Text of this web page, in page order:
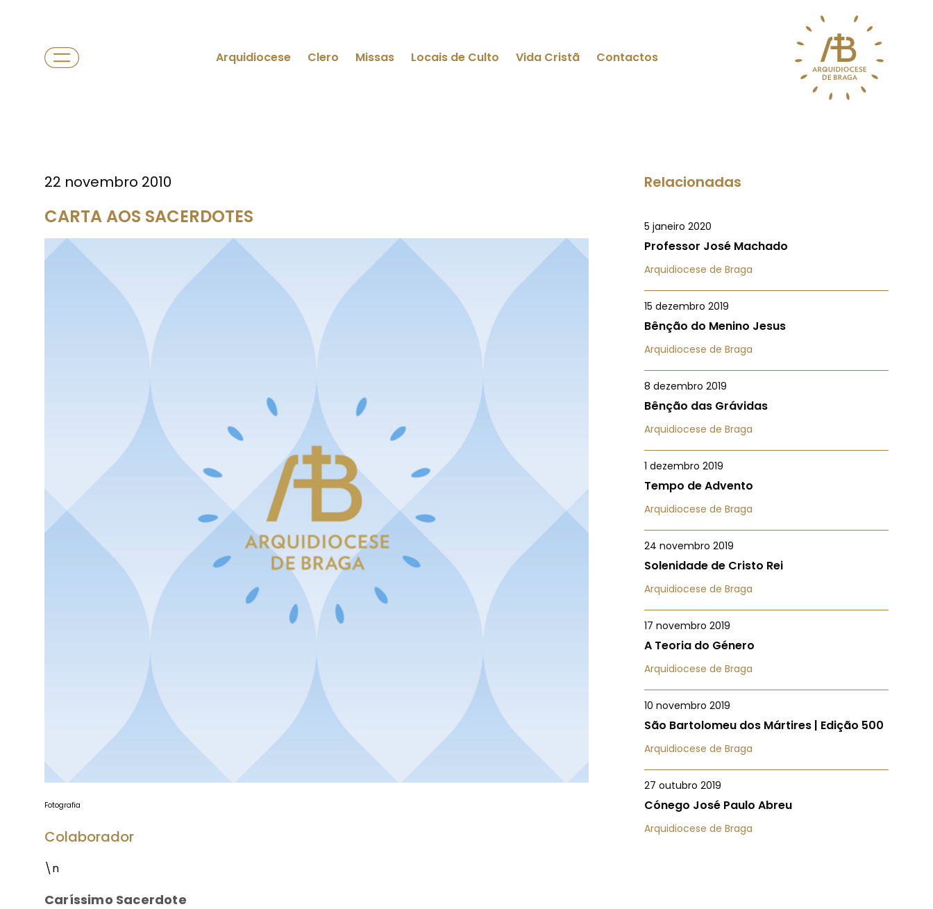
Arquidiocese Clero Missas Locais de Culto Vida Cristã Contactos
22 novembro 2010
CARTA AOS SACERDOTES
Fotografia
Colaborador
\n
Caríssimo Sacerdote
Relacionadas
5 janeiro 2020
Professor José Machado
Arquidiocese de Braga
15 dezembro 2019
Bênção do Menino Jesus
Arquidiocese de Braga
8 dezembro 2019
Bênção das Grávidas
Arquidiocese de Braga
1 dezembro 2019
Tempo de Advento
Arquidiocese de Braga
24 novembro 2019
Solenidade de Cristo Rei
Arquidiocese de Braga
17 novembro 2019
A Teoria do Género
Arquidiocese de Braga
10 novembro 2019
São Bartolomeu dos Mártires | Edição 500
Arquidiocese de Braga
27 outubro 2019
Cónego José Paulo Abreu
Arquidiocese de Braga